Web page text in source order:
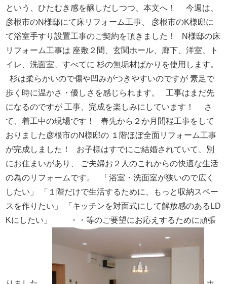
という、 ひたむき感を醸しだしつつ、本文へ！
今週は、
彦根市のN様邸にて床リフォーム工事、
彦根市のK様邸に
て浴室手すり設置工事のご契約を頂きました！
N様邸の床
リフォーム工事は 座敷２間、玄関ホール、廊下、洋室、ト
イレ、洗面室、すべてに 杉の無垢材ばかりを使用します。
杉は柔らかいので傷や凹みがつきやすいのですが 素足で
歩く時に温かさ・優しさを感じられます。
工事はまだ先
になるのですが 工事、完成を楽しみにしています！
さ
て、着工中の現場です！
春先から２か月間程工事をして
おりました彦根市のN様邸の １階ほぼ全面リフォーム工事
が完成しました！
お子様はすでにご結婚されていて、別
にお住まいがあり、
ご夫婦お２人のこれからの快適な生活
の為のリフォームです。
「浴室・洗面室が狭いので広く
したい」
「１階だけで生活するために、もっと収納スペー
スを作りたい」
「キッチンを対面式にして解放感のあるLD
Kにしたい」
・・等のご要望にお応えするために頑張